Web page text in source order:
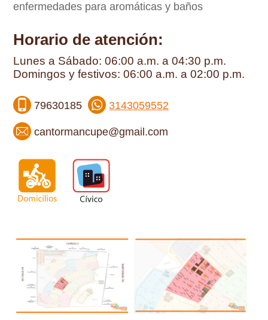
enfermedades para aromáticas y baños
Horario de atención:
Lunes a Sábado: 06:00 a.m. a 04:30 p.m.
Domingos y festivos: 06:00 a.m. a 02:00 p.m.
79630185 3143059552
cantormancupe@gmail.com